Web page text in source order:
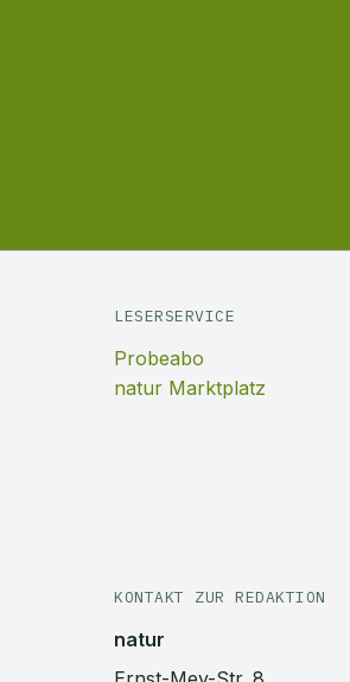
LESERSERVICE
Probeabo
natur Marktplatz
KONTAKT ZUR REDAKTION
natur